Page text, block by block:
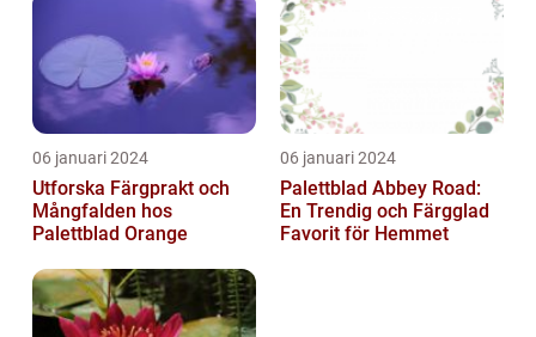
06 januari 2024
Utforska Färgprakt och
Mångfalden hos
Palettblad Orange
06 januari 2024
Palettblad Abbey Road:
En Trendig och Färgglad
Favorit för Hemmet